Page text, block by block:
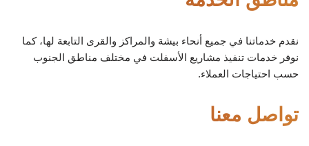
نقدم خدماتنا في جميع أنحاء بيشة والمراكز والقرى التابعة لها، كما
نوفر خدمات تنفيذ مشاريع الأسفلت في مختلف مناطق الجنوب
حسب احتياجات العملاء.
تواصل معنا